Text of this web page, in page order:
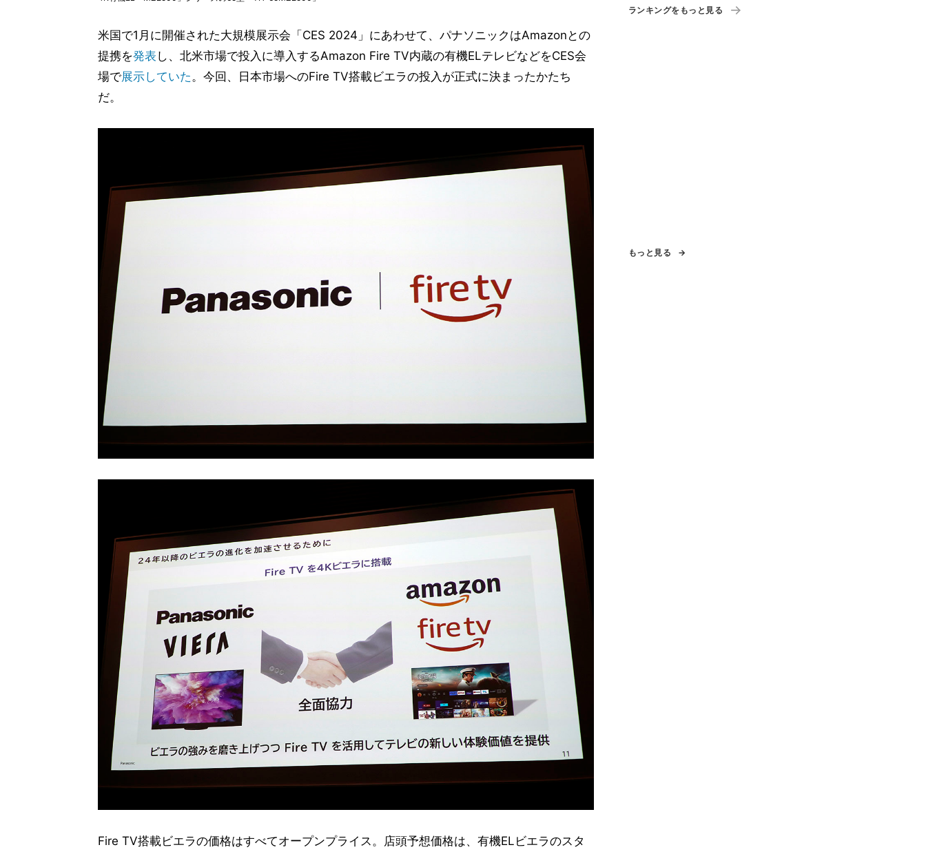
米国で1月に開催された大規模展示会「CES 2024」にあわせて、パナソニックはAmazonとの
提携を発表 し、北米市場で投入に導入するAmazon Fire TV内蔵の有機ELテレビなどをCES会
場で展示していた。今回、日本市場へのFire TV搭載ビエラの投入が正式に決まったかたち
だ。
Fire TV搭載ビエラの価格はすべてオープンプライス。店頭予想価格は、有機ELビエラのスタ
ランキングをもっと見る
もっと見る